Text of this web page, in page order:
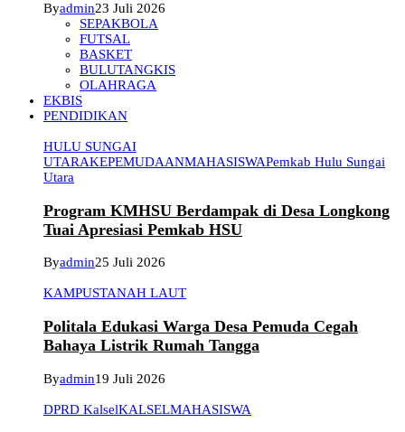
Byadmin23 Juli 2026
SEPAKBOLA
FUTSAL
BASKET
BULUTANGKIS
OLAHRAGA
EKBIS
PENDIDIKAN
HULU SUNGAI
UTARAKEPEMUDAANMAHASISWAPemkab Hulu Sungai
Utara
Program KMHSU Berdampak di Desa Longkong
Tuai Apresiasi Pemkab HSU
Byadmin25 Juli 2026
KAMPUSTANAH LAUT
Politala Edukasi Warga Desa Pemuda Cegah
Bahaya Listrik Rumah Tangga
Byadmin19 Juli 2026
DPRD KalselKALSELMAHASISWA